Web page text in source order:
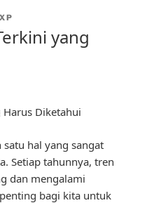
yang
Harus Diketahui
hal yang sangat
Setiap tahunnya, tren
dan mengalami
bagi kita untuk